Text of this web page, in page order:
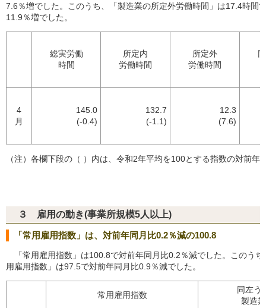
7.6％増でした。このうち、「製造業の所定外労働時間」は17.4時間
11.9％増でした。
総実労働
時間
所定内
労働時間
所定外
労働時間
4
月
145.0
(-0.4)
132.7
(-1.1)
12.3
(7.6)
（注）各欄下段の（ ）内は、令和2年平均を100とする指数の対前年
３ 雇用の動き(事業所規模5人以上)
「常用雇用指数」は、対前年同月比0.2％減の100.8
「常用雇用指数」は100.8で対前年同月比0.2％減でした。このう
用雇用指数」は97.5で対前年同月比0.9％減でした。
常用雇用指数
同左う
製造業